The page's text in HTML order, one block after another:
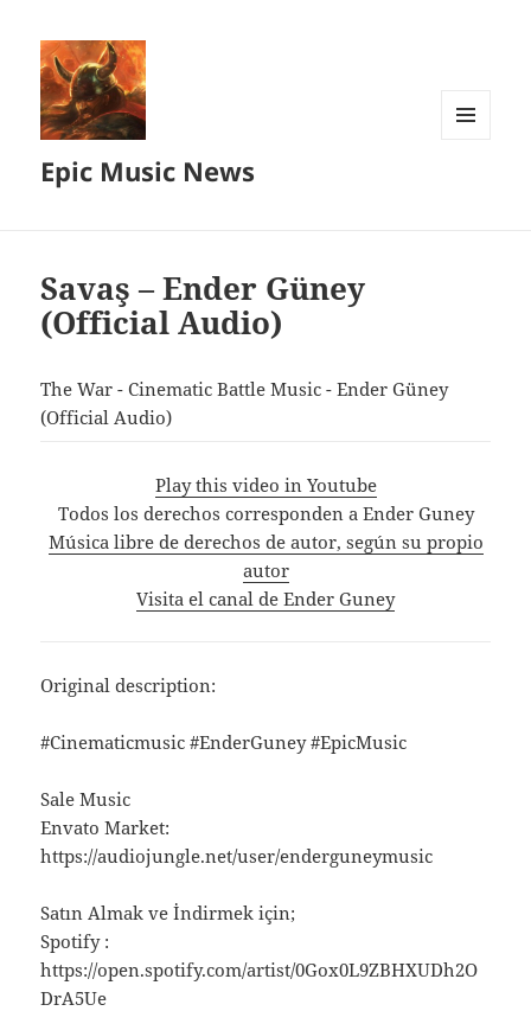
Epic Music News
Savaş – Ender Güney
(Official Audio)
The War - Cinematic Battle Music - Ender Güney
(Official Audio)
Play this video in Youtube
Todos los derechos corresponden a Ender Guney
Música libre de derechos de autor, según su propio
autor
Visita el canal de Ender Guney
Original description:
#Cinematicmusic #EnderGuney #EpicMusic
Sale Music
Envato Market:
https://audiojungle.net/user/enderguneymusic
Satın Almak ve İndirmek için;
Spotify :
https://open.spotify.com/artist/0Gox0L9ZBHXUDh2O
DrA5Ue